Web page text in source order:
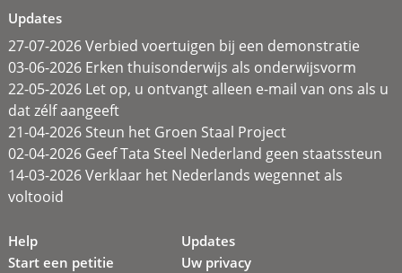
Updates
27-07-2026 Verbied voertuigen bij een demonstratie
03-06-2026 Erken thuisonderwijs als onderwijsvorm
22-05-2026 Let op, u ontvangt alleen e-mail van ons als u
dat zélf aangeeft
21-04-2026 Steun het Groen Staal Project
02-04-2026 Geef Tata Steel Nederland geen staatssteun
14-03-2026 Verklaar het Nederlands wegennet als
voltooid
Help
Start een petitie
Updates
Uw privacy